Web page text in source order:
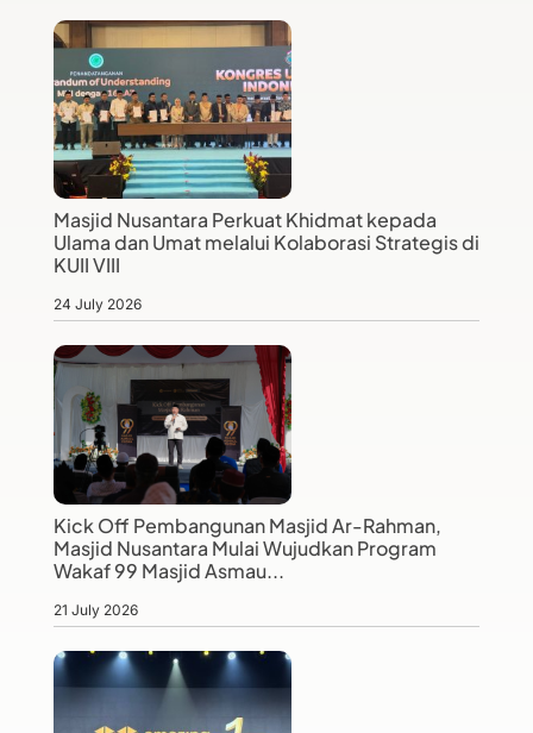
Masjid Nusantara Perkuat Khidmat kepada
Ulama dan Umat melalui Kolaborasi Strategis di
KUII VIII
24 July 2026
Kick Off Pembangunan Masjid Ar-Rahman,
Masjid Nusantara Mulai Wujudkan Program
Wakaf 99 Masjid Asmau...
21 July 2026